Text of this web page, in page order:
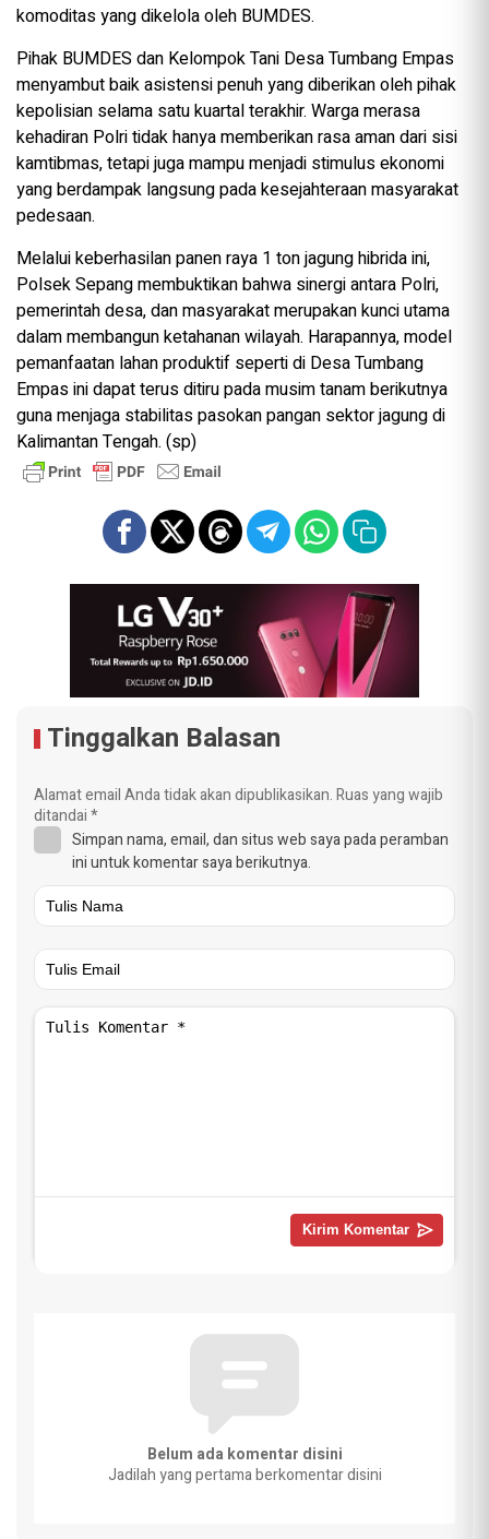
komoditas yang dikelola oleh BUMDES.
Pihak BUMDES dan Kelompok Tani Desa Tumbang Empas
menyambut baik asistensi penuh yang diberikan oleh pihak
kepolisian selama satu kuartal terakhir. Warga merasa
kehadiran Polri tidak hanya memberikan rasa aman dari sisi
kamtibmas, tetapi juga mampu menjadi stimulus ekonomi
yang berdampak langsung pada kesejahteraan masyarakat
pedesaan.
Melalui keberhasilan panen raya 1 ton jagung hibrida ini,
Polsek Sepang membuktikan bahwa sinergi antara Polri,
pemerintah desa, dan masyarakat merupakan kunci utama
dalam membangun ketahanan wilayah. Harapannya, model
pemanfaatan lahan produktif seperti di Desa Tumbang
Empas ini dapat terus ditiru pada musim tanam berikutnya
guna menjaga stabilitas pasokan pangan sektor jagung di
Kalimantan Tengah. (sp)
Tinggalkan Balasan
Alamat email Anda tidak akan dipublikasikan.Ruas yang wajib
ditandai*
Simpan nama, email, dan situs web saya pada peramban
ini untuk komentar saya berikutnya.
Belum ada komentar disini
Jadilah yang pertama berkomentar disini